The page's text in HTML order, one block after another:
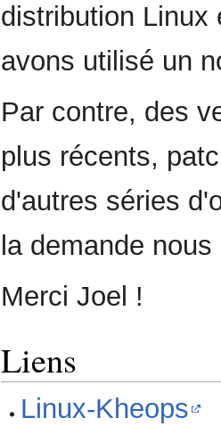
distribution Linux
avons utilisé un
Par contre, des
plus récents,
d'autres séries
la demande
Merci Joel !
Liens
Linux-Kheops